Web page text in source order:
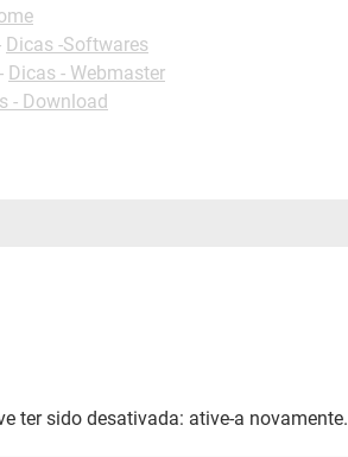
Dicas -Softwares
- Dicas - Webmaster
- Download
ter sido desativada: ative-a novamente.